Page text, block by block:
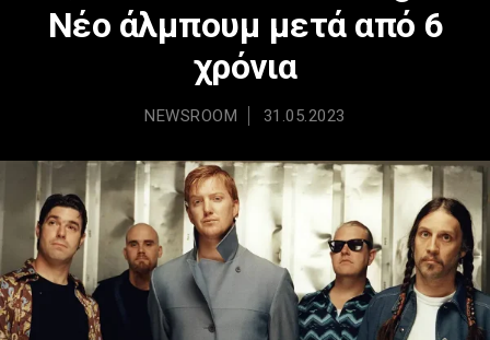
Νέο άλμπουμ μετά από 6
χρόνια
NEWSROOM 31.05.2023